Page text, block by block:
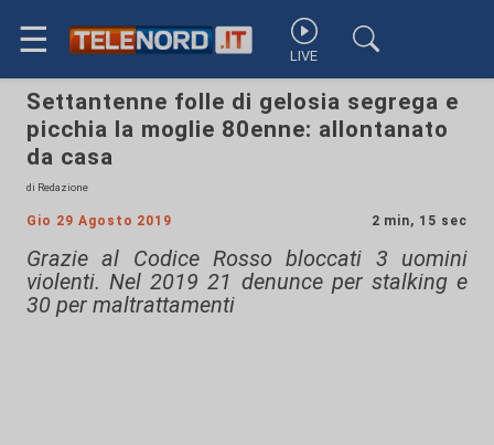
☰ LIVE
Settantenne folle di gelosia segrega e
picchia la moglie 80enne: allontanato
da casa
di Redazione
Gio 29 Agosto 2019 2 min, 15 sec
Grazie al Codice Rosso bloccati 3 uomini
violenti. Nel 2019 21 denunce per stalking e
30 per maltrattamenti